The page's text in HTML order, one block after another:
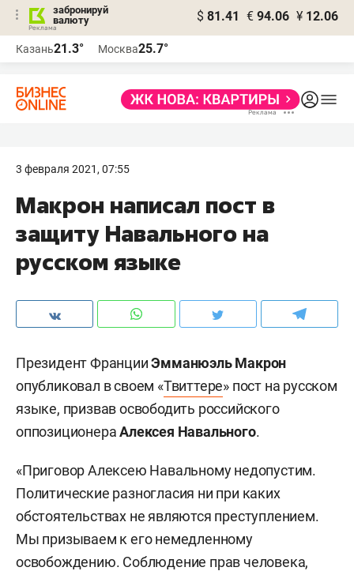
забронируй
валюту
$ 81.41 € 94.06 ¥ 12.06
Казань21.3° Москва25.7°
3 февраля 2021, 07:55
Макрон написал пост в
защиту Навального на
русском языке
Президент ФранцииЭмманюэль Макрон
опубликовал в своем «Твиттере» пост на русском
языке, призвав освободить российского
оппозиционераАлексея Навального.
«Приговор Алексею Навальному недопустим.
Политические разногласия ни при каких
обстоятельствах не являются преступлением.
Мы призываем к его немедленному
освобождению. Соблюдение прав человека,